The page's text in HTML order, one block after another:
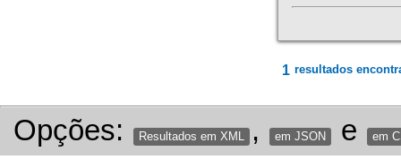
1 resultados
Opções: Resultados em XML , em JSON e em